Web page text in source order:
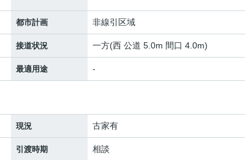
都市計画 非線引区域
接道状況 一方(西 公道 5.0m 間口 4.0m)
最適用途 -
現況 古家有
引渡時期 相談